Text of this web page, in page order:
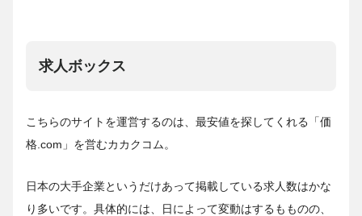
求人ボックス
こちらのサイトを運営するのは、最安値を探してくれる「価
格.com」を営むカカクコム。
日本の大手企業というだけあって掲載している求人数はかな
り多いです。具体的には、日によって変動はするもものの、